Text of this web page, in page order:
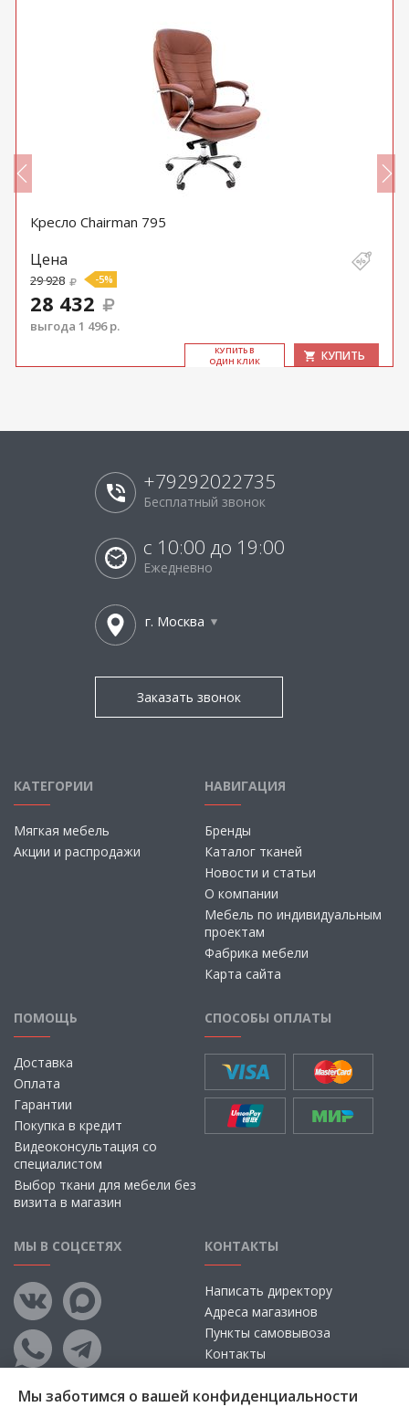
Кресло Chairman 795
Цена
29 928 -5%
28 432
выгода 1 496 р.
КУ­ПИТЬ В
ОДИН КЛИК
КУПИТЬ
+79292022735
Бесплатный звонок
с 10:00 до 19:00
Ежедневно
г. Москва
Заказать звонок
КАТЕГОРИИ
Мягкая мебель
Акции и распродажи
НАВИГАЦИЯ
Бренды
Каталог тканей
Новости и статьи
О компании
Мебель по индивидуальным
проектам
Фабрика мебели
Карта сайта
ПОМОЩЬ
Доставка
Оплата
Гарантии
Покупка в кредит
Видеоконсультация со
специалистом
Выбор ткани для мебели без
визита в магазин
СПОСОБЫ ОПЛАТЫ
МЫ В СОЦСЕТЯХ КОНТАКТЫ
Написать директору
Адреса магазинов
Пункты самовывоза
Контакты
Мы заботимся о вашей конфиденциальности